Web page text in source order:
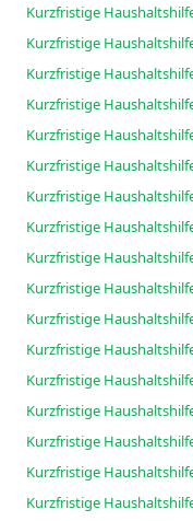
Kurzfristige
Kurzfristige
Kurzfristige
Kurzfristige
Kurzfristige
Kurzfristige
Kurzfristige
Kurzfristige
Kurzfristige
Kurzfristige
Kurzfristige
Kurzfristige
Kurzfristige
Kurzfristige
Kurzfristige
Kurzfristige
Kurzfristige